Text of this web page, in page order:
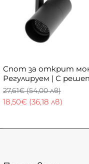
Спот за открит
Регулируем | С
18,50€ (36,18 лв)
27,61€ (54,00 лв)